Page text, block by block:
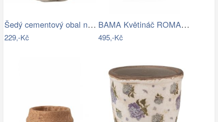
Šedý cementový obal na květináč ve…
229,-Kč
BAMA Květináč ROMA 35L
495,-Kč